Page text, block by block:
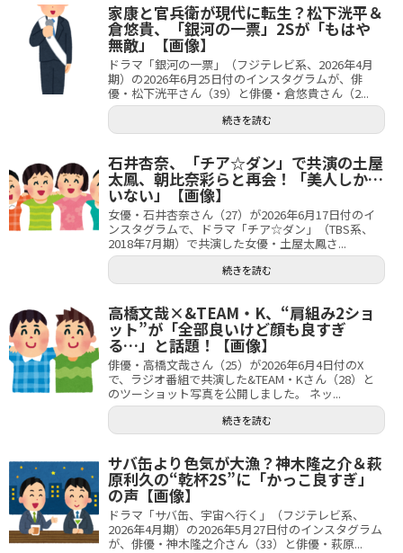
家康と官兵衛が現代に転生？松下洸平＆
倉悠貴、「銀河の一票」2Sが「もはや
無敵」【画像】
ドラマ「銀河の一票」（フジテレビ系、2026年4月
期）の2026年6月25日付のインスタグラムが、俳
優・松下洸平さん（39）と俳優・倉悠貴さん（2...
続きを読む
石井杏奈、「チア☆ダン」で共演の土屋
太鳳、朝比奈彩らと再会！「美人しか…
いない」【画像】
女優・石井杏奈さん（27）が2026年6月17日付のイ
ンスタグラムで、ドラマ「チア☆ダン」（TBS系、
2018年7月期）で共演した女優・土屋太鳳さ...
続きを読む
高橋文哉×&TEAM・K、“肩組み2ショ
ット”が「全部良いけど顔も良すぎ
る…」と話題！【画像】
俳優・高橋文哉さん（25）が2026年6月4日付のX
で、ラジオ番組で共演した&TEAM・Kさん（28）と
のツーショット写真を公開しました。 ネッ...
続きを読む
サバ缶より色気が大漁？神木隆之介＆萩
原利久の“乾杯2S”に「かっこ良すぎ」
の声【画像】
ドラマ「サバ缶、宇宙へ行く」（フジテレビ系、
2026年4月期）の2026年5月27日付のインスタグラム
が、俳優・神木隆之介さん（33）と俳優・萩原...